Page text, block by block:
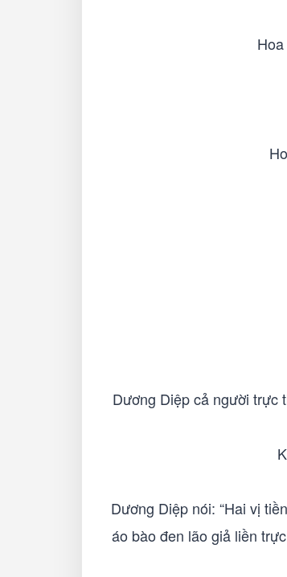
Dương Diệp cả người trực
Dương Diệp nói: “Hai vị
áo bào đen lão giả liền